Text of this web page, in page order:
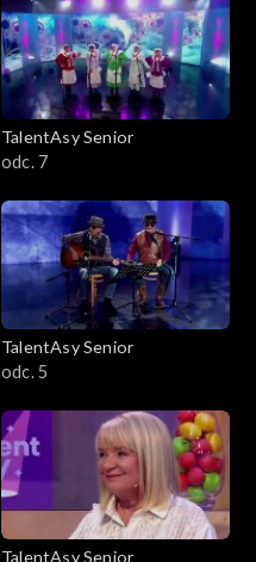
TalentAsy Senior
odc. 7
TalentAsy Senior
odc. 5
TalentAsy Senior